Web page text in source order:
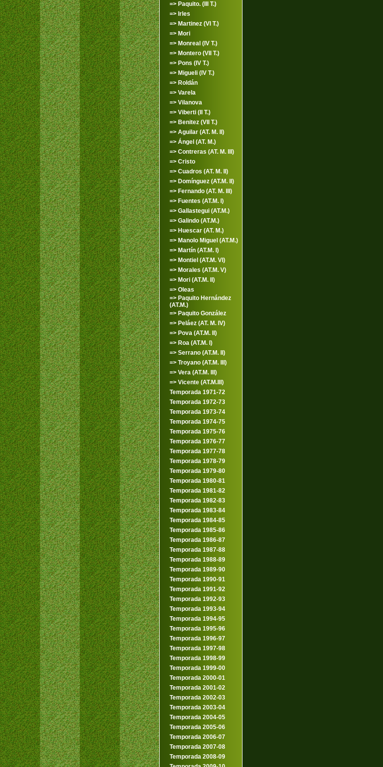
=> Paquito. (III T.)
=> Irles
=> Martinez (VI T.)
=> Mori
=> Monreal (IV T.)
=> Montero (VII T.)
=> Pons (IV T.)
=> Migueli (IV T.)
=> Roldán
=> Varela
=> Vilanova
=> Viberti (II T.)
=> Benitez (VII T.)
=> Aguilar (AT. M. II)
=> Ángel (AT. M.)
=> Contreras (AT. M. III)
=> Cristo
=> Cuadros (AT. M. II)
=> Domínguez (AT.M. II)
=> Fernando (AT. M. III)
=> Fuentes (AT.M. I)
=> Gallastegui (AT.M.)
=> Galindo (AT.M.)
=> Huescar (AT. M.)
=> Manolo Miguel (AT.M.)
=> Martín (AT.M. I)
=> Montiel (AT.M. VI)
=> Morales (AT.M. V)
=> Mori (AT.M. II)
=> Oleas
=> Paquito Hernández
(AT.M.)
=> Paquito González
=> Peláez (AT. M. IV)
=> Pova (AT.M. II)
=> Roa (AT.M. I)
=> Serrano (AT.M. II)
=> Troyano (AT.M. III)
=> Vera (AT.M. III)
=> Vicente (AT.M.III)
Temporada 1971-72
Temporada 1972-73
Temporada 1973-74
Temporada 1974-75
Temporada 1975-76
Temporada 1976-77
Temporada 1977-78
Temporada 1978-79
Temporada 1979-80
Temporada 1980-81
Temporada 1981-82
Temporada 1982-83
Temporada 1983-84
Temporada 1984-85
Temporada 1985-86
Temporada 1986-87
Temporada 1987-88
Temporada 1988-89
Temporada 1989-90
Temporada 1990-91
Temporada 1991-92
Temporada 1992-93
Temporada 1993-94
Temporada 1994-95
Temporada 1995-96
Temporada 1996-97
Temporada 1997-98
Temporada 1998-99
Temporada 1999-00
Temporada 2000-01
Temporada 2001-02
Temporada 2002-03
Temporada 2003-04
Temporada 2004-05
Temporada 2005-06
Temporada 2006-07
Temporada 2007-08
Temporada 2008-09